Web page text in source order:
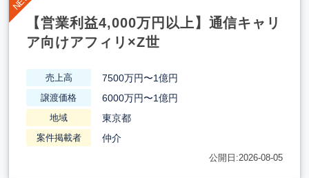
【営業利益4,000万円以上】通信キャリ
ア向けアフィリ×Z世
売上高 7500万円〜1億円
譲渡価格 6000万円〜1億円
地域 東京都
案件掲載者 仲介
公開日:2026-08-05